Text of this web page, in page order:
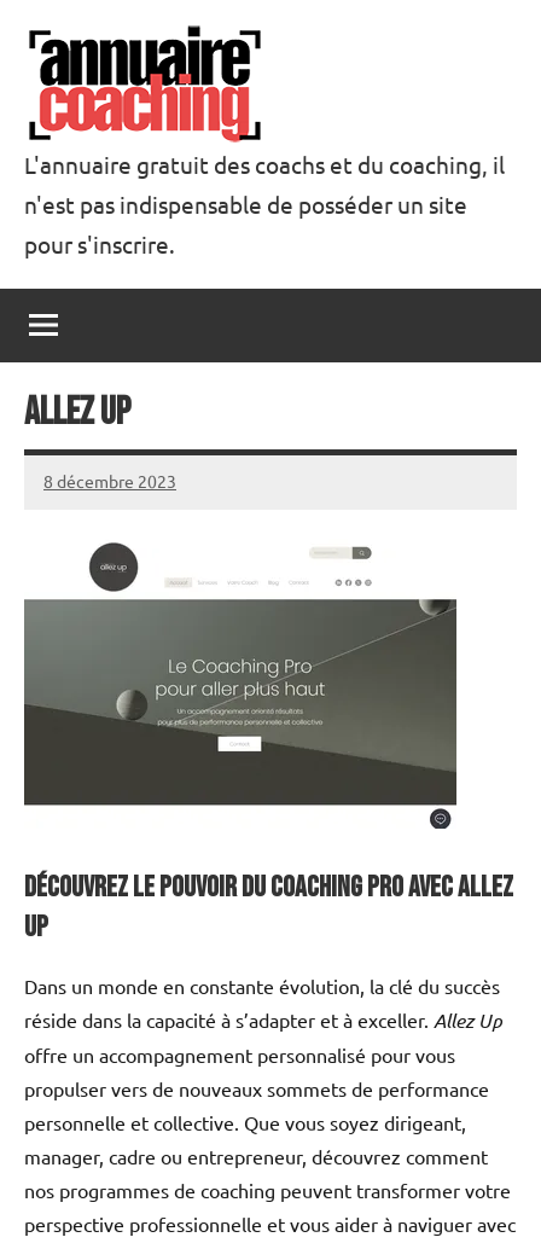
contenu
Annuaire
Coaching
L'annuaire gratuit des coachs et du coaching, il
n'est pas indispensable de posséder un site
pour s'inscrire.
Allez Up
8 décembre 2023
annuairecoaching
Découvrez le pouvoir du Coaching Pro avec Allez
Up
Dans un monde en constante évolution, la clé du succès
réside dans la capacité à s’adapter et à exceller. Allez Up
offre un accompagnement personnalisé pour vous
propulser vers de nouveaux sommets de performance
personnelle et collective. Que vous soyez dirigeant,
manager, cadre ou entrepreneur, découvrez comment
nos programmes de coaching peuvent transformer votre
perspective professionnelle et vous aider à naviguer avec